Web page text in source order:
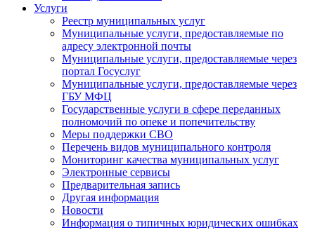
Услуги
Реестр муниципальных услуг
Муниципальные услуги, предоставляемые по
адресу электронной почты
Муниципальные услуги, предоставляемые через
портал Госуслуг
Муниципальные услуги, предоставляемые через
ГБУ МФЦ
Государственные услуги в сфере переданных
полномочий по опеке и попечительству
Меры поддержки СВО
Перечень видов муниципального контроля
Мониторинг качества муниципальных услуг
Электронные сервисы
Предварительная запись
Другая информация
Новости
Информация о типичных юридических ошибках